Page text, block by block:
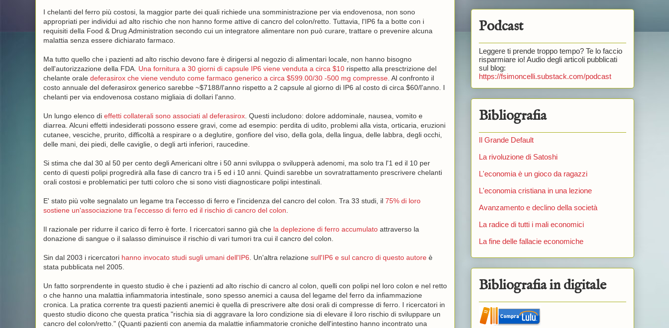
I chelanti del ferro più costosi, la maggior parte dei quali richiede una somministrazione per via endovenosa, non sono
appropriati per individui ad alto rischio che non hanno forme attive di cancro del colon/retto. Tuttavia, l'IP6 fa a botte con i
requisiti della Food & Drug Administration secondo cui un integratore alimentare non può curare, trattare o prevenire alcuna
malattia senza essere dichiarato farmaco.
Ma tutto quello che i pazienti ad alto rischio devono fare è dirigersi al negozio di alimentari locale, non hanno bisogno
dell'autorizzazione della FDA. Una fornitura a 30 giorni di capsule IP6 viene venduta a circa $10rispetto alla presctrizione del
chelante orale deferasirox che viene venduto come farmaco generico a circa $599.00/30 -500 mg compresse. Al confronto il
costo annuale del deferasirox generico sarebbe ~$7188/l'anno rispetto a 2 capsule al giorno di IP6 al costo di circa $60/l'anno. I
chelanti per via endovenosa costano migliaia di dollari l'anno.
Un lungo elenco di effetti collaterali sono associati al deferasirox. Questi includono: dolore addominale, nausea, vomito e
diarrea. Alcuni effetti indesiderati possono essere gravi, come ad esempio: perdita di udito, problemi alla vista, orticaria, eruzioni
cutanee, vesciche, prurito, difficoltà a respirare o a deglutire, gonfiore del viso, della gola, della lingua, delle labbra, degli occhi,
delle mani, dei piedi, delle caviglie, o degli arti inferiori, raucedine.
Si stima che dal 30 al 50 per cento degli Americani oltre i 50 anni sviluppa o svilupperà adenomi, ma solo tra l'1 ed il 10 per
cento di questi polipi progredirà alla fase di cancro tra i 5 ed i 10 anni. Quindi sarebbe un sovratrattamento prescrivere chelanti
orali costosi e problematici per tutti coloro che si sono visti diagnosticare polipi intestinali.
E' stato più volte segnalato un legame tra l'eccesso di ferro e l'incidenza del cancro del colon. Tra 33 studi, il 75% di loro
sostiene un'associazione tra l'eccesso di ferro ed il rischio di cancro del colon
Il razionale per ridurre il carico di ferro è forte. I ricercatori sanno già che la deplezione di ferro accumulatoattraverso la
donazione di sangue o il salasso diminuisce il rischio di vari tumori tra cui il cancro del colon.
Sin dal 2003 i ricercatori hanno invocato studi sugli umani dell'IP6 . Un'altra relazione sull'IP6 e sul cancro di questo autoreè
stata pubblicata nel 2005.
Un fatto sorprendente in questo studio è che i pazienti ad alto rischio di cancro al colon, quelli con polipi nel loro colon e nel retto
o che hanno una malattia infiammatoria intestinale, sono spesso anemici a causa del legame del ferro da infiammazione
cronica. La pratica corrente tra questi pazienti anemici è quella di prescrivere alte dosi orali di compresse di ferro. I ricercatori in
questo studio dicono che questa pratica "rischia sia di aggravare la loro condizione sia di elevare il loro rischio di sviluppare un
cancro del colon/retto." (Quanti pazienti con anemia da malattie infiammatorie croniche dell'intestino hanno incontrato una
Podcast
Leggere ti prende troppo tempo? Te lo faccio
risparmiare io! Audio degli articoli pubblicati
sul blog:
https://fsimoncelli.substack.com/podcast
Bibliografia
Il Grande Default
La rivoluzione di Satoshi
L'economia è un gioco da ragazzi
L'economia cristiana in una lezione
Avanzamento e declino della società
La radice di tutti i mali economici
La fine delle fallacie economiche
Bibliografia in digitale